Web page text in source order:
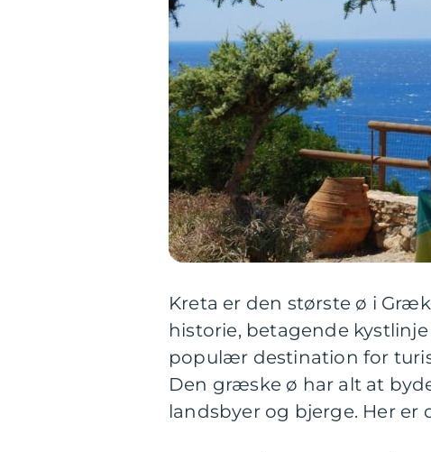
Kreta er den største ø i
historie, betagende
populær destination for
Den græske ø har alt at
landsbyer og bjerge. Her er